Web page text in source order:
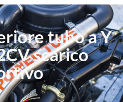
tubo a Y
scarico